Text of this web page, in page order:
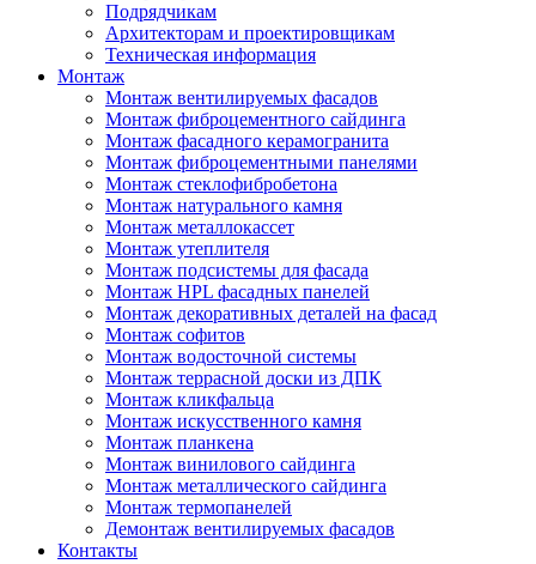
Подрядчикам
Архитекторам и проектировщикам
Техническая информация
Монтаж
Монтаж вентилируемых фасадов
Монтаж фиброцементного сайдинга
Монтаж фасадного керамогранита
Монтаж фиброцементными панелями
Монтаж стеклофибробетона
Монтаж натурального камня
Монтаж металлокассет
Монтаж утеплителя
Монтаж подсистемы для фасада
Монтаж HPL фасадных панелей
Монтаж декоративных деталей на фасад
Монтаж софитов
Монтаж водосточной системы
Монтаж террасной доски из ДПК
Монтаж кликфальца
Монтаж искусственного камня
Монтаж планкена
Монтаж винилового сайдинга
Монтаж металлического сайдинга
Монтаж термопанелей
Демонтаж вентилируемых фасадов
Контакты